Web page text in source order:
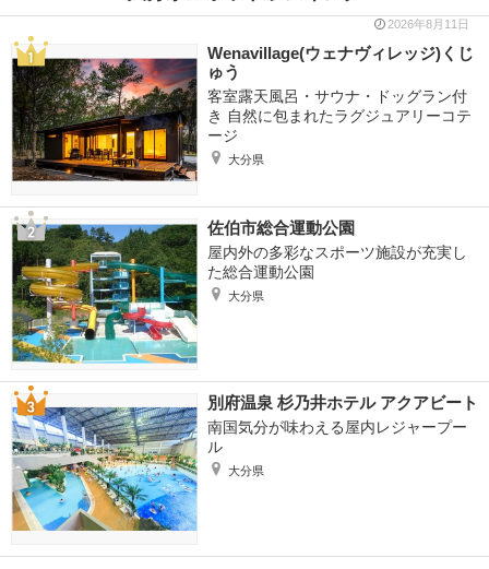
2026年8月11日
Wenavillage(ウェナヴィレッジ)くじ
ゅう
客室露天風呂・サウナ・ドッグラン付
き 自然に包まれたラグジュアリーコテ
ージ
大分県
佐伯市総合運動公園
屋内外の多彩なスポーツ施設が充実し
た総合運動公園
大分県
別府温泉 杉乃井ホテル アクアビート
南国気分が味わえる屋内レジャープー
ル
大分県